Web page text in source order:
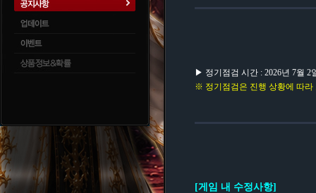
▶ 정기점검 시간 : 2026년 7월 2
※ 정기점검은 진행 상황에 따라
[게임 내 수정사항]